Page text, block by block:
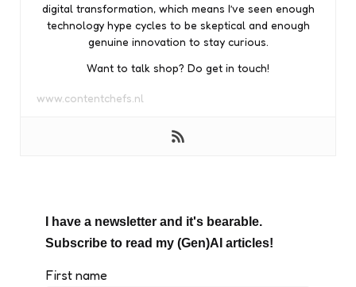
digital transformation, which means I’ve seen enough
technology hype cycles to be skeptical and enough
genuine innovation to stay curious.
Want to talk shop? Do get in touch!
www.contentchefs.nl
I have a newsletter and it's bearable.
Subscribe to read my (Gen)AI articles!
First name